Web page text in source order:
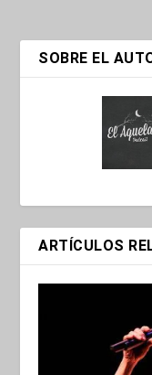
SOBRE EL
ARTÍCULOS